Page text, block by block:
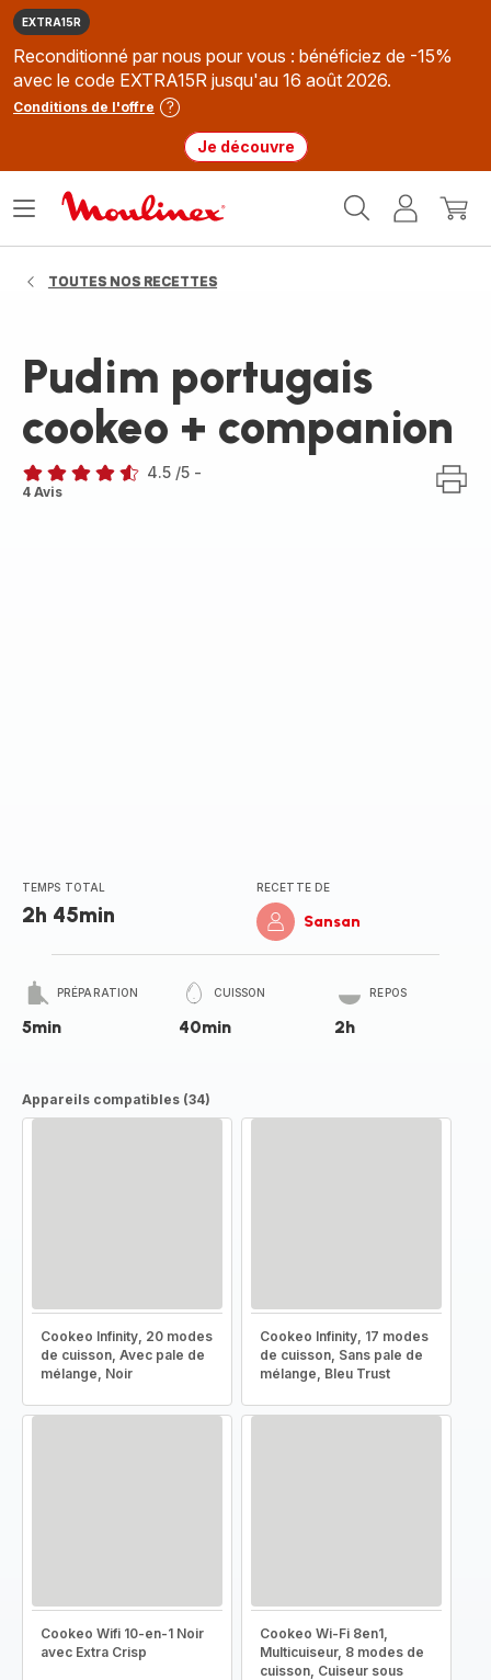
EXTRA15R
Reconditionné par nous pour vous : bénéficiez de -15%
avec le code EXTRA15R jusqu'au 16 août 2026.
Conditions de l'offre
Je découvre
MonMon
Ouvrir
TOUTES NOS RECETTES
Pudim portugais
cookeo + companion
ratings.4.5
4.5 /5 -
4 Avis
TEMPS TOTAL
2h 45min
RECETTE DE
Sansan
PRÉPARATION
5min
CUISSON
40min
REPOS
2h
Appareils compatibles (34)
Cookeo Infinity, 20 modes
de cuisson, Avec pale de
mélange, Noir
Cookeo Infinity, 17 modes
de cuisson, Sans pale de
mélange, Bleu Trust
Cookeo Wifi 10-en-1 Noir
avec Extra Crisp
Cookeo Wi-Fi 8en1,
Multicuiseur, 8 modes de
cuisson, Cuiseur sous